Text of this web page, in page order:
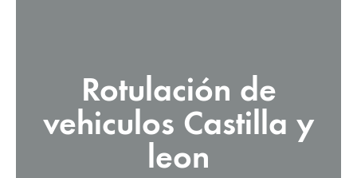
Rotulación de
vehiculos Castilla y
leon